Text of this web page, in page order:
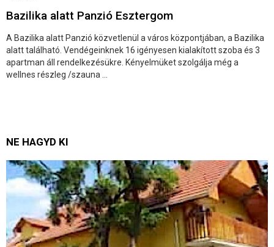
Bazilika alatt Panzió Esztergom
A Bazilika alatt Panzió közvetlenül a város központjában, a Bazilika
alatt található. Vendégeinknek 16 igényesen kialakított szoba és 3
apartman áll rendelkezésükre. Kényelmüket szolgálja még a
wellnes részleg /szauna ...
NE HAGYD KI